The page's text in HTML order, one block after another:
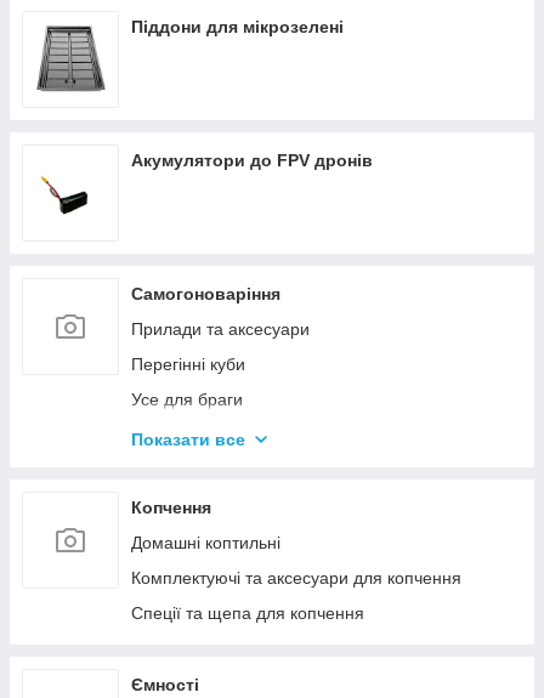
Піддони для мікрозелені
Акумулятори до FPV дронів
Самогоноваріння
Прилади та аксесуари
Перегінні куби
Усе для браги
Комплектуючі та запчастини
Колони без ємності
Показати все
Копчення
Домашні коптильні
Комплектуючі та аксесуари для копчення
Спеції та щепа для копчення
Ємності